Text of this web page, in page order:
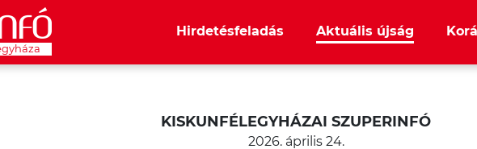
Hirdetésfeladás Aktuális újság
KISKUNFÉLEGYHÁZAI SZUPERINFÓ
2026. április 24.